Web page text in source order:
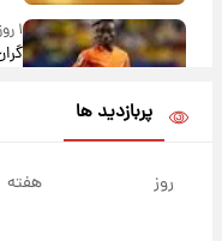
۱ روز پیش
پربازدید ها
روز هفته